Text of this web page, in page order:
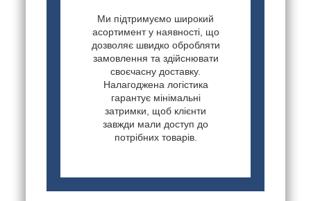
Ми підтримуємо широкий
асортимент у наявності, що
дозволяє швидко обробляти
замовлення та здійснювати
своєчасну доставку.
Налагоджена логістика
гарантує мінімальні
затримки, щоб клієнти
завжди мали доступ до
потрібних товарів.